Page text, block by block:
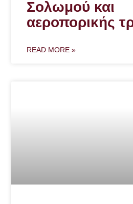
Σολωμού και
αεροπορικής
READ MORE »